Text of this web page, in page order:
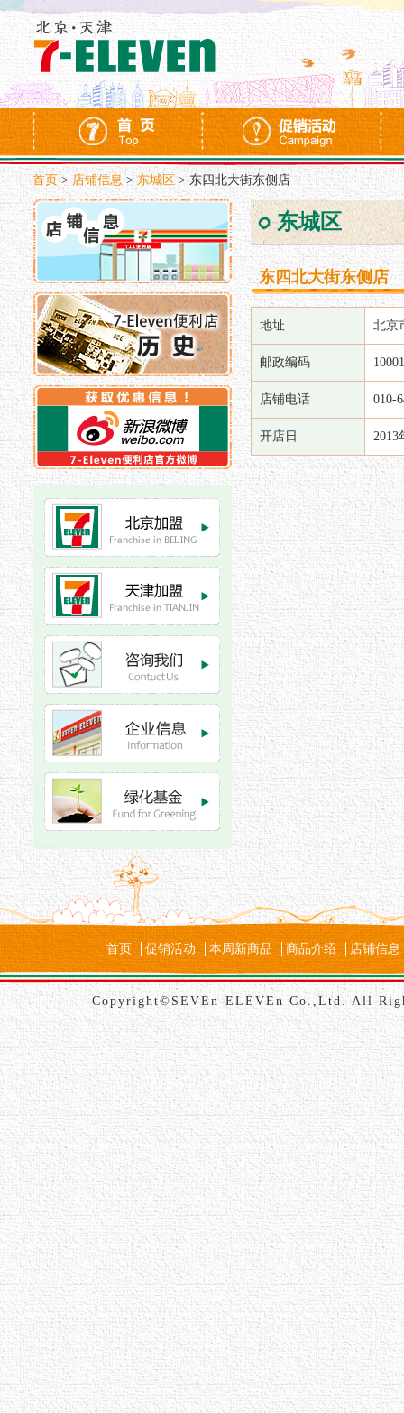
首页 > 店铺信息>东城区 > 东四北大街东侧店
东城区
东四北大街东侧店
地址 北京
邮政编码
店铺电话 010-
开店日 2013
首页 促销活动 本周新商品 商品介绍 店铺信息
Copyright©SEVEn-ELEVEn Co.,Ltd. All